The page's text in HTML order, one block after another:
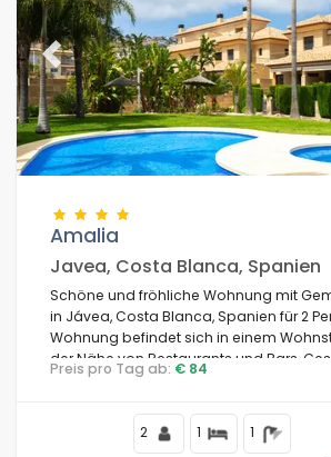
Badezimmer
Beliebte Dienste
Bedingungen
Previous
Amalia
Javea, Costa Blanca, Spanien
Schöne und fröhliche Wohnung mit
in Jávea, Costa Blanca, Spanien für 2
Wohnung befindet sich in einem
der Nähe von Restaurants und Bars,
Supermärkten, 1 km vom Strand La
Preis pro Tag ab: € 84
2 1 1